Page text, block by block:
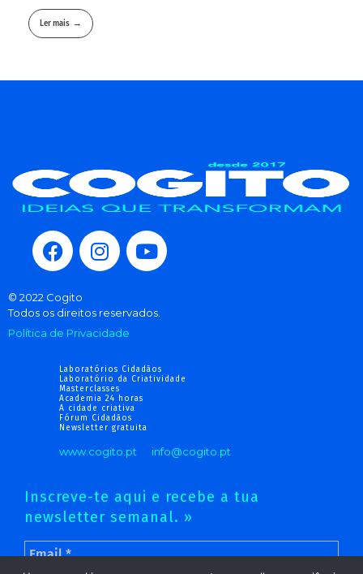
Ler mais
© 2022 Cogito
Todos os direitos reservados.
Política de Privacidade
Laboratórios Cidadãos
Laboratório da Criatividade
Masterclasses
Academia 24 horas
A cidade criativa
Fórum Cidadãos
Newsletter gratuita
www.cogito.pt info@cogito.pt
Inscreve-te aqui e recebe a tua
newsletter semanal. »